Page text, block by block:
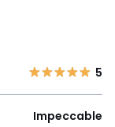
5
Impeccable